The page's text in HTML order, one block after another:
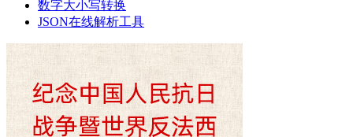
数字大小写转换
JSON在线解析工具